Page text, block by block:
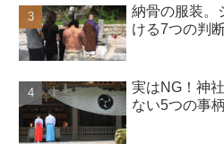
納骨の服装。
ける7つの判
実はNG！神
ない5つの事柄